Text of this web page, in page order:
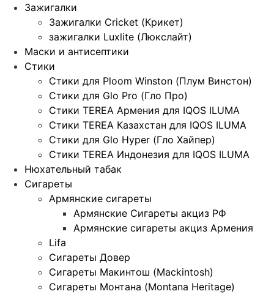
Зажигалки
Зажигалки Cricket (Крикет)
зажигалки Luxlite (Люкслайт)
Маски и антисептики
Стики
Стики для Ploom Winston (Плум Винстон)
Стики для Glo Pro (Гло Про)
Стики TEREA Армения для IQOS ILUMA
Стики TEREA Казахстан для IQOS ILUMA
Стики для Glo Hyper (Гло Хайпер)
Стики TEREA Индонезия для IQOS ILUMA
Нюхательный табак
Сигареты
Армянские сигареты
Армянские Сигареты акциз РФ
Армянские сигареты акциз Армения
Lifa
Сигареты Довер
Сигареты Макинтош (Mackintosh)
Сигареты Монтана (Montana Heritage)